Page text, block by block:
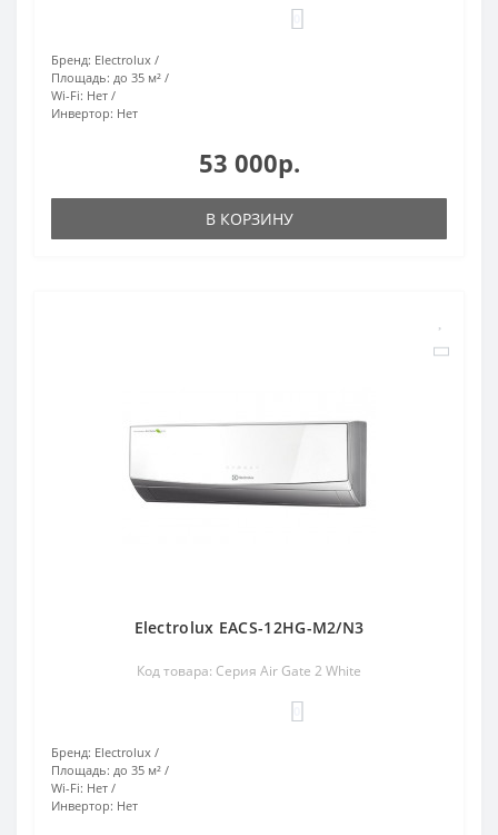
Бренд: Electrolux
Площадь: до 35 м²
Wi-Fi: Нет
Инвертор: Нет
53 000р.
В КОРЗИНУ
Electrolux EACS-12HG-M2/N3
Код товара: Серия Air Gate 2 White
Бренд: Electrolux
Площадь: до 35 м²
Wi-Fi: Нет
Инвертор: Нет